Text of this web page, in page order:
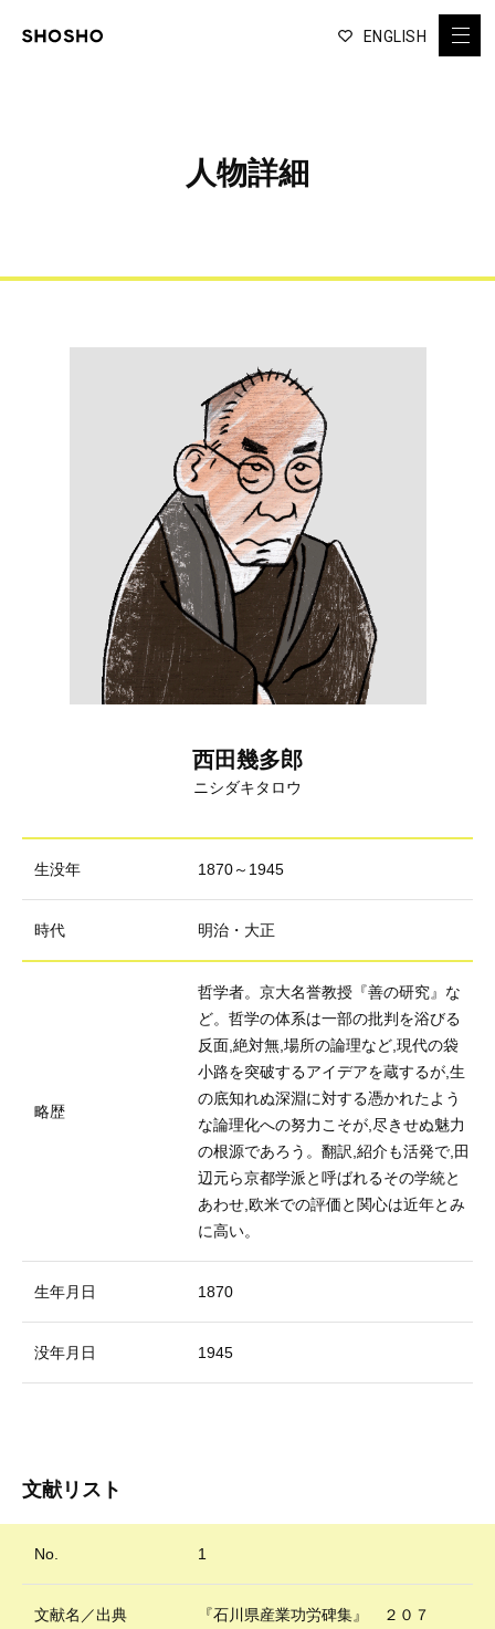
ENGLISH
人物詳細
西田幾多郎
ニシダキタロウ
生没年 1870～1945
時代 明治・大正
略歴
哲学者。京大名誉教授『善の研究』な
ど。哲学の体系は一部の批判を浴びる
反面,絶対無,場所の論理など,現代の袋
小路を突破するアイデアを蔵するが,生
の底知れぬ深淵に対する憑かれたよう
な論理化への努力こそが,尽きせぬ魅力
の根源であろう。翻訳,紹介も活発で,田
辺元ら京都学派と呼ばれるその学統と
あわせ,欧米での評価と関心は近年とみ
に高い。
生年月日 1870
没年月日 1945
文献リスト
No. 1
文献名／出典 『石川県産業功労碑集』 ２０７